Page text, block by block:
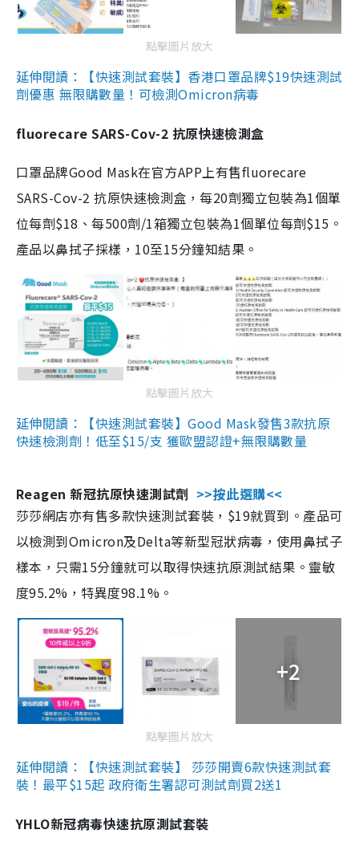
點擊圖片放大
延伸閱讀：【快速測試套裝】香港口罩品牌$19快速測試
劑優惠 無限購數量！可檢測Omicron病毒
fluorecare SARS-Cov-2 抗原快速檢測盒
口罩品牌Good Mask在官方APP上有售fluorecare
SARS-Cov-2 抗原快速檢測盒，每20劑獨立包裝為1個單
位每劑$18、每500劑/1箱獨立包裝為1個單位每劑$15。
產品以鼻拭子採樣，10至15分鐘知結果。
點擊圖片放大
延伸閱讀：【快速測試套裝】Good Mask發售3款抗原
快速檢測劑！低至$15/支 獲歐盟認證+無限購數量
Reagen 新冠抗原快速測試劑 >>按此選購<<
莎莎網店亦有售多款快速測試套裝，$19就買到。產品可
以檢測到Omicron及Delta等新型冠狀病毒，使用鼻拭子
樣本，只需15分鐘就可以取得快速抗原測試結果。靈敏
度95.2%，特異度98.1%。
+2
點擊圖片放大
延伸閱讀：【快速測試套裝】 莎莎開賣6款快速測試套
裝！最平$15起 政府衛生署認可測試劑買2送1
YHLO新冠病毒快速抗原測試套裝